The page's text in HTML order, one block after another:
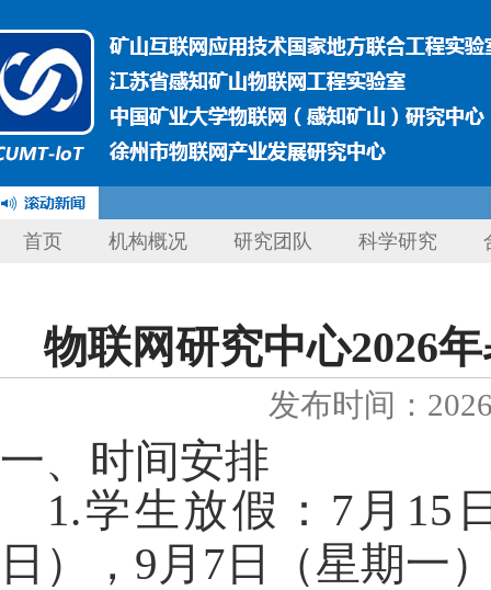
首页 机构概况 研究团队 科学研究
物联网研究中心2026
发布时间：
一、时间安排
1.学生放假：7月15
日），9月7日（星期一